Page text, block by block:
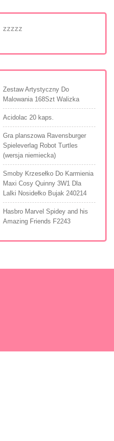
zzzzz
Zestaw Artystyczny Do
Malowania 168Szt Walizka
Acidolac 20 kaps.
Gra planszowa Ravensburger
Spieleverlag Robot Turtles
(wersja niemiecka)
Smoby Krzesełko Do Karmienia
Maxi Cosy Quinny 3W1 Dla
Lalki Nosidełko Bujak 240214
Hasbro Marvel Spidey and his
Amazing Friends F2243